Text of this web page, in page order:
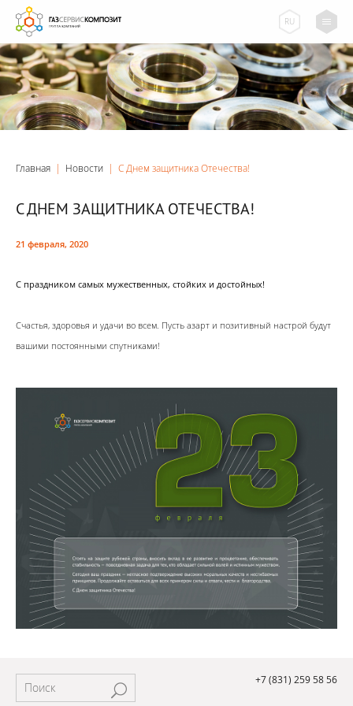
Главная | Новости | С Днем защитника Отечества!
С ДНЕМ ЗАЩИТНИКА ОТЕЧЕСТВА!
21 февраля, 2020
С праздником самых мужественных, стойких и достойных!
Счастья, здоровья и удачи во всем. Пусть азарт и позитивный настрой будут
вашими постоянными спутниками!
+7 (831) 259 58 56
RU